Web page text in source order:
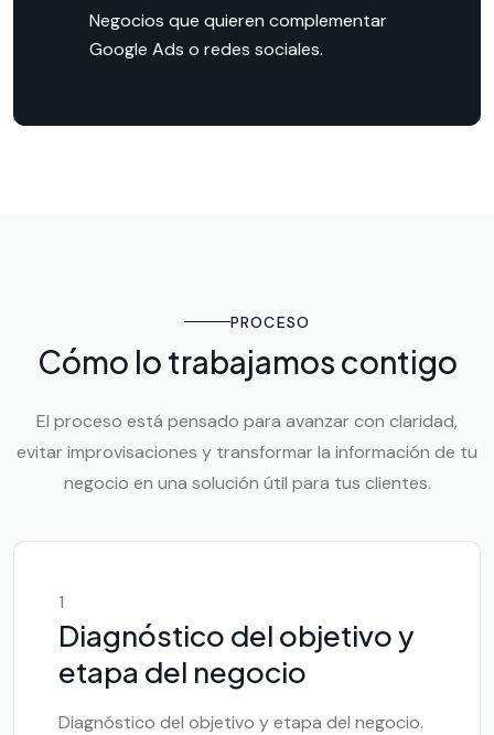
Negocios que quieren complementar
Google Ads o redes sociales.
PROCESO
Cómo lo trabajamos contigo
El proceso está pensado para avanzar con claridad,
evitar improvisaciones y transformar la información de tu
negocio en una solución útil para tus clientes.
1
Diagnóstico del objetivo y
etapa del negocio
Diagnóstico del objetivo y etapa del negocio.